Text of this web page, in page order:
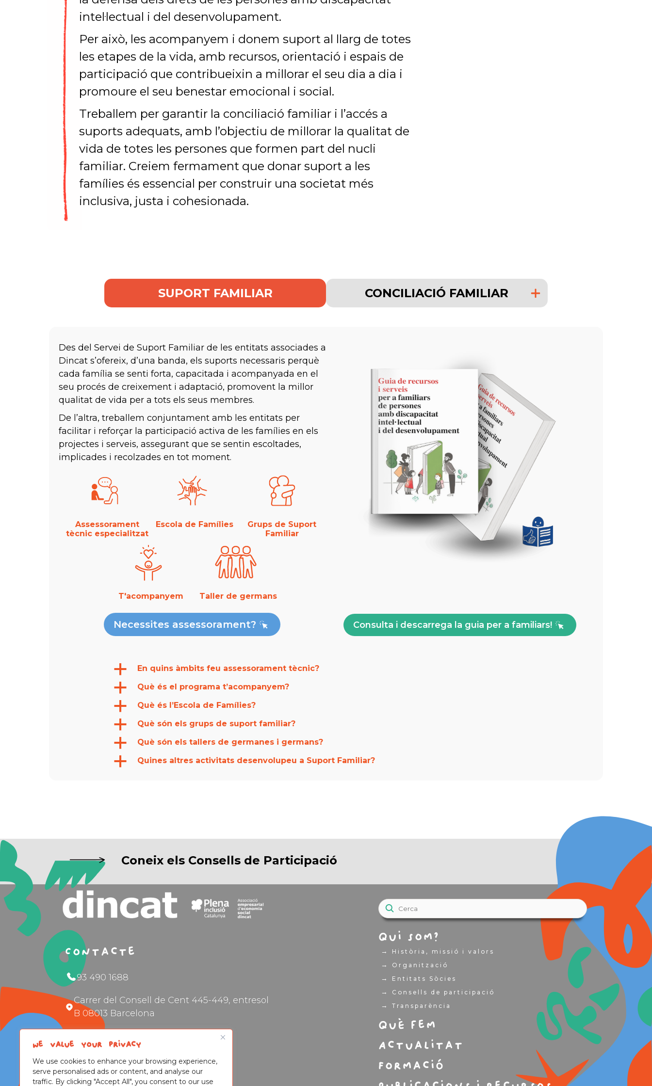
We value your privacy
We use cookies to enhance your browsing experience,
serve personalised ads or content, and analyse our
traffic. By clicking "Accept All", you consent to our use
intel·lectual i del desenvolupament.
Per això, les acompanyem i donem suport al llarg de totes
les etapes de la vida, amb recursos, orientació i espais de
participació que contribueixin a millorar el seu dia a dia i
promoure el seu benestar emocional i social.
Treballem per garantir la conciliació familiar i l’accés a
suports adequats, amb l’objectiu de millorar la qualitat de
vida de totes les persones que formen part del nucli
familiar. Creiem fermament que donar suport a les
famílies és essencial per construir una societat més
inclusiva, justa i cohesionada.
SUPORT FAMILIAR CONCILIACIÓ FAMILIAR
Consulta i descarrega la guia per a familiars!
Des del Servei de Suport Familiar de les entitats associades a
Dincat s’ofereix, d’una banda, els suports necessaris perquè
cada família se senti forta, capacitada i acompanyada en el
seu procés de creixement i adaptació, promovent la millor
qualitat de vida per a tots els seus membres.
De l’altra, treballem conjuntament amb les entitats per
facilitar i reforçar la participació activa de les famílies en els
projectes i serveis, assegurant que se sentin escoltades,
implicades i recolzades en tot moment.
Assessorament
tècnic especialitzat
Escola de Famílies
Grups de Suport
Familiar
T'acompanyem Taller de germans
Necessites assessorament?
a En quins àmbits feu assessorament tècnic?
a Què és el programa t’acompanyem?
a Què és l’Escola de Famílies?
a Què són els grups de suport familiar?
a Què són els tallers de germanes i germans?
a Quines altres activitats desenvolupeu a Suport Familiar?
Coneix els Consells de Participació
Contacte
93 490 1688
Carrer del Consell de Cent 445-449, entresol
B 08013 Barcelona
Assessorament per famílies
Qui som?
→ Història, missió i valors
→ Organització
→ Entitats Sòcies
→ Consells de participació
→ Transparència
Què fem
Actualitat
Formació